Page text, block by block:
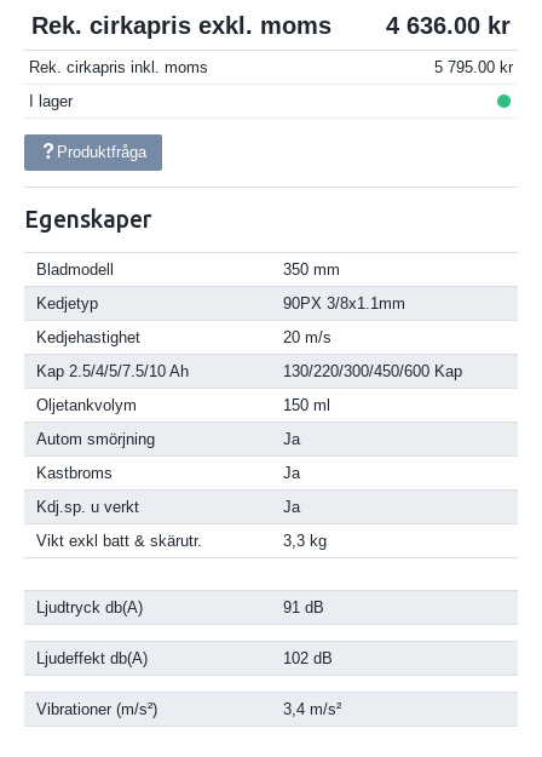
Rek. cirkapris exkl. moms 4 636.00
Rek. cirkapris inkl. moms
5 795.00
I lager
Produktfråga
Egenskaper
Bladmodell
350 mm
Kedjetyp
90PX 3/8x1.1mm
Kedjehastighet
20 m/s
Kap 2.5/4/5/7.5/10 Ah
130/220/300/450/600 Kap
Oljetankvolym
150 ml
Autom smörjning
Ja
Kastbroms
Ja
Kdj.sp. u verkt
Ja
Vikt exkl batt & skärutr.
3,3 kg
Ljudtryck db(A) 91 dB
Ljudeffekt db(A) 102 dB
Vibrationer (m/s²) 3,4 m/s²